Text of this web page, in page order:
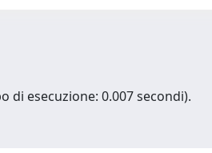
di esecuzione: 0.007 secondi).